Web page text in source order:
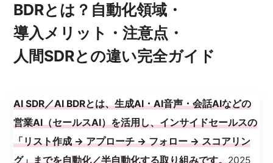
BDRとは？自動化領域・
導入メリット・注意点・
人間SDRとの違い完全ガイド
AI SDR／AI BDRとは、生成AI・AI音声・会話AIなどの
営業AI（セールスAI）を活用し、インサイドセールスの
「リスト作成 → アプローチ → フォロー → スコアリン
グ」までを自動化／半自動化する取り組みです。2025